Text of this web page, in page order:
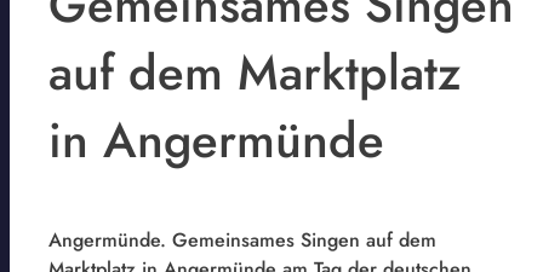
auf dem Marktplatz
in Angermünde
Angermünde. Gemeinsames Singen auf dem